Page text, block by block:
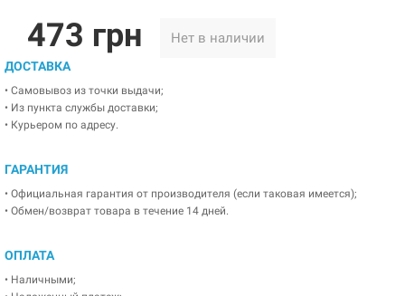
473 грн Нет в наличии
ДОСТАВКА
• Самовывоз из точки выдачи;
• Из пункта службы доставки;
• Курьером по адресу.
ГАРАНТИЯ
• Официальная гарантия от производителя (если таковая имеется);
• Обмен/возврат товара в течение 14 дней.
ОПЛАТА
• Наличными;